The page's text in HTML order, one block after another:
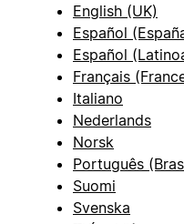
English (UK)
Español
Español
Français
Italiano
Nederlands
Norsk
Português
Suomi
Svenska